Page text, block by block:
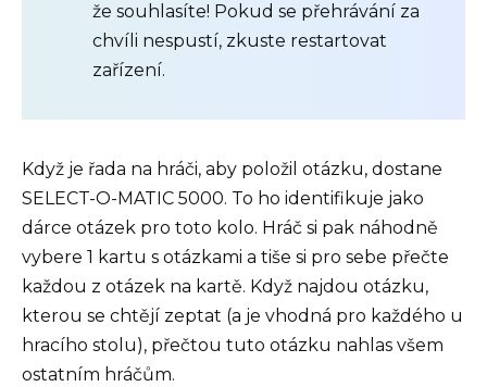
že souhlasíte! Pokud se přehrávání za
chvíli nespustí, zkuste restartovat
zařízení.
Když je řada na hráči, aby položil otázku, dostane
SELECT-O-MATIC 5000. To ho identifikuje jako
dárce otázek pro toto kolo. Hráč si pak náhodně
vybere 1 kartu s otázkami a tiše si pro sebe přečte
každou z otázek na kartě. Když najdou otázku,
kterou se chtějí zeptat (a je vhodná pro každého u
hracího stolu), přečtou tuto otázku nahlas všem
ostatním hráčům.